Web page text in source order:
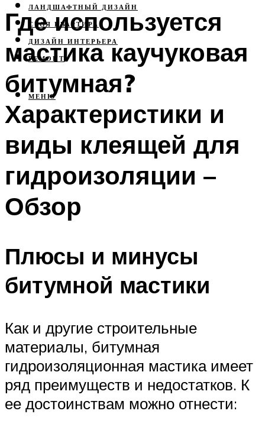
ЛАНДШАФТНЫЙ ДИЗАЙН
СВОЯ КВАРТИРА
ДИЗАЙН ИНТЕРЬЕРА
РЕМОНТ
МЕНЮ
Где используется
мастика каучуковая
битумная?
Характеристики и
виды клеящей для
гидроизоляции –
Обзор
Плюсы и минусы
битумной мастики
Как и другие строительные
материалы, битумная
гидроизоляционная мастика имеет
ряд преимуществ и недостатков. К
ее достоинствам можно отнести: